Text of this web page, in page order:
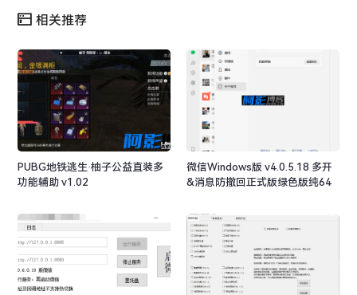
相关推荐
PUBG地铁逃生·柚子公益直装多
功能辅助 v1.02
微信Windows版 v4.0.5.18 多开
&消息防撤回正式版绿色版纯64